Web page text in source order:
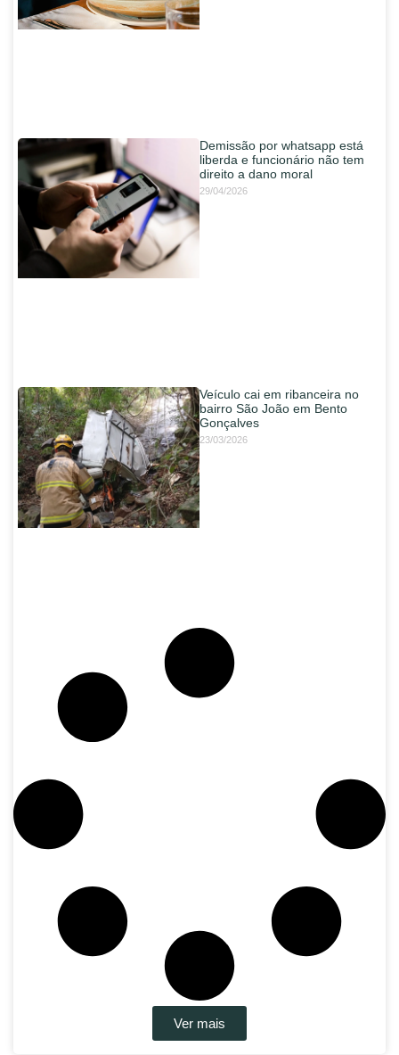
Demissão por whatsapp está
liberda e funcionário não tem
direito a dano moral
29/04/2026
Veículo cai em ribanceira no
bairro São João em Bento
Gonçalves
23/03/2026
Ver mais